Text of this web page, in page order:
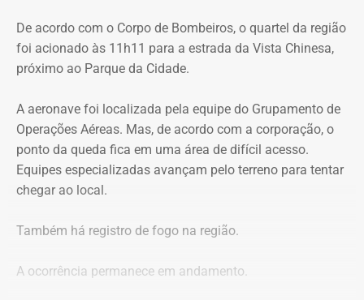
criança de 2 anos — Foto: Reprodução.
O pedido de Búzios à Justiça
Em caráter urgente, antes da apresentação da defesa das
empresas, a prefeitura solicitou:
Preservação integral dos registros dos nove perfis;
Entrega dos dados de titulares e administradores;
Identificação de anunciantes e financiadores;
Cruzamento técnico das informações das contas;
Retirada das publicações relacionadas no processo;
Interrupção de anúncios e impulsionamentos;
De acordo com o Corpo de Bombeiros, o quartel da região
foi acionado às 11h11 para a estrada da Vista Chinesa,
próximo ao Parque da Cidade.
A aeronave foi localizada pela equipe do Grupamento de
Operações Aéreas. Mas, de acordo com a corporação, o
ponto da queda fica em uma área de difícil acesso.
Equipes especializadas avançam pelo terreno para tentar
chegar ao local.
Também há registro de fogo na região.
A ocorrência permanece em andamento.